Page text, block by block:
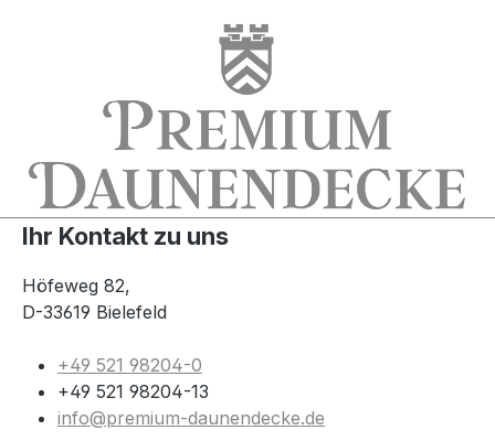
Ihr Kontakt zu uns
Höfeweg 82,
D-33619 Bielefeld
+49 521 98204-0
+49 521 98204-13
info@premium-daunendecke.de